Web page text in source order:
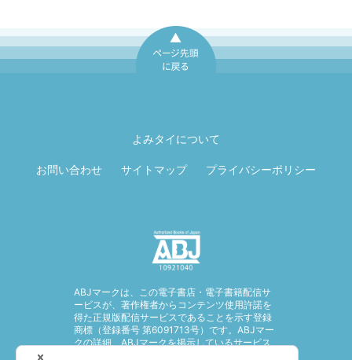
よみタイについて
お問い合わせ サイトマップ プライバシーポリシー
ABJマークは、この電子書店・電子書籍配信サ
ービスが、著作権者からコンテンツ使用許諾を
得た正規版配信サービスであることを示す登録
商標（登録番号 第6091713号）です。ABJマー
クの詳細、ABJマークを掲示しているサービス